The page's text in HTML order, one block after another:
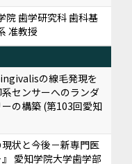
院 歯学研究科 歯科基
准教授
の線毛発現を
センサーへのランダ
の構築 (第103回愛知
現状と今後－新専門医
愛知学院大学歯学部